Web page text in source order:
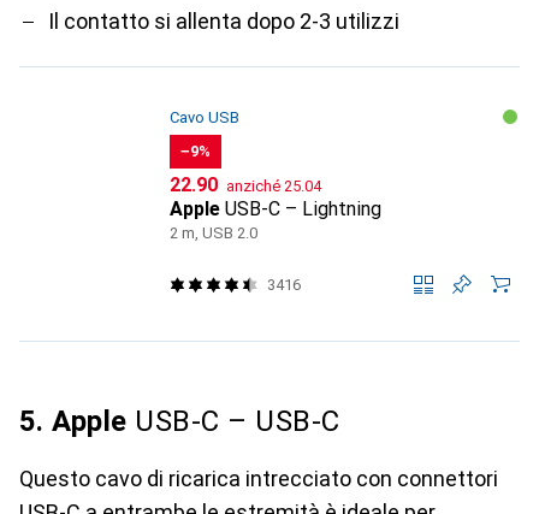
Il contatto si allenta dopo 2-3 utilizzi
Cavo USB
−9%
CHF
22.90 anziché CHF
25.04
Apple USB-C – Lightning
2 m, USB 2.0
3416
5. Apple USB-C – USB-C
Questo cavo di ricarica intrecciato con connettori